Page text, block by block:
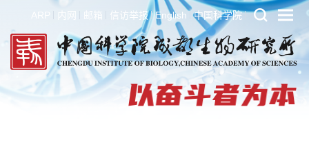
ARP 内网 邮箱 信访举报 English 中国科学院